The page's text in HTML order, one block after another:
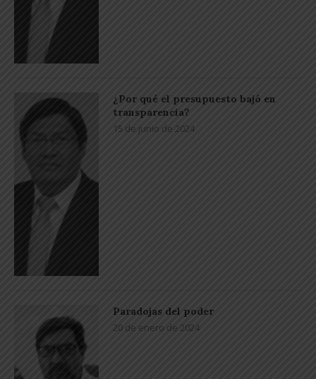
¿Por qué el presupuesto bajó en
transparencia?
15 de junio de 2024
Paradojas del poder
20 de enero de 2024